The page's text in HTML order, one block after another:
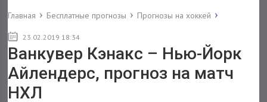
Главная Бесплатные прогнозы Прогнозы на хоккей
23.02.2019 18:34
Ванкувер Кэнакс – Нью-Йорк
Айлендерс, прогноз на матч
НХЛ